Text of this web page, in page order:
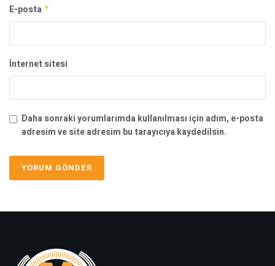
E-posta *
İnternet sitesi
Daha sonraki yorumlarımda kullanılması için adım, e-posta
adresim ve site adresim bu tarayıcıya kaydedilsin.